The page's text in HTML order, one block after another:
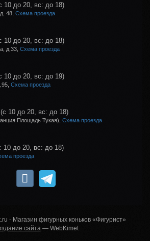
10 до 20, вс: до 18)
48, Схема проезда
10 до 20, вс: до 18)
д.33, Схема проезда
10 до 20, вс: до 19)
Схема проезда
(с 10 до 20, вс: до 18)
Площадь Тукая), Схема проезда
10 до 20, вс: до 18)
проезда
- Магазин фигурных коньков «Фигурист»
сайта— WebKimet